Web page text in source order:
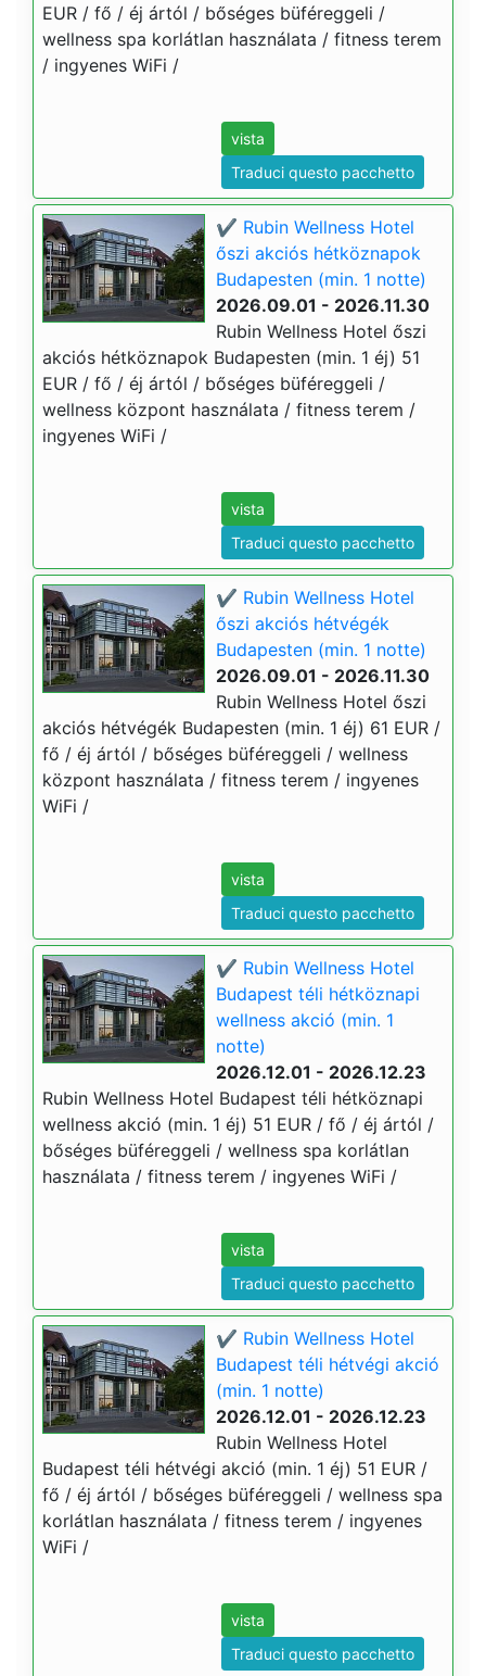
EUR / fő / éj ártól / bőséges büféreggeli /
wellness spa korlátlan használata / fitness terem
/ ingyenes WiFi /
vista
Traduci questo pacchetto
✔️ Rubin Wellness Hotel
őszi akciós hétköznapok
Budapesten (min. 1 notte)
2026.09.01 - 2026.11.30
Rubin Wellness Hotel őszi
akciós hétköznapok Budapesten (min. 1 éj) 51
EUR / fő / éj ártól / bőséges büféreggeli /
wellness központ használata / fitness terem /
ingyenes WiFi /
vista
Traduci questo pacchetto
✔️ Rubin Wellness Hotel
őszi akciós hétvégék
Budapesten (min. 1 notte)
2026.09.01 - 2026.11.30
Rubin Wellness Hotel őszi
akciós hétvégék Budapesten (min. 1 éj) 61 EUR /
fő / éj ártól / bőséges büféreggeli / wellness
központ használata / fitness terem / ingyenes
WiFi /
vista
Traduci questo pacchetto
✔️ Rubin Wellness Hotel
Budapest téli hétköznapi
wellness akció (min. 1
notte)
2026.12.01 - 2026.12.23
Rubin Wellness Hotel Budapest téli hétköznapi
wellness akció (min. 1 éj) 51 EUR / fő / éj ártól /
bőséges büféreggeli / wellness spa korlátlan
használata / fitness terem / ingyenes WiFi /
vista
Traduci questo pacchetto
✔️ Rubin Wellness Hotel
Budapest téli hétvégi akció
(min. 1 notte)
2026.12.01 - 2026.12.23
Rubin Wellness Hotel
Budapest téli hétvégi akció (min. 1 éj) 51 EUR /
fő / éj ártól / bőséges büféreggeli / wellness spa
korlátlan használata / fitness terem / ingyenes
WiFi /
vista
Traduci questo pacchetto